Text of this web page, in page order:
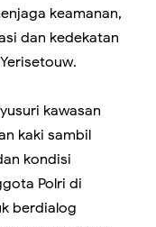
keamanan,
dan kedekatan
kawasan
kaki sambil
kondisi
Polri di
berdialog